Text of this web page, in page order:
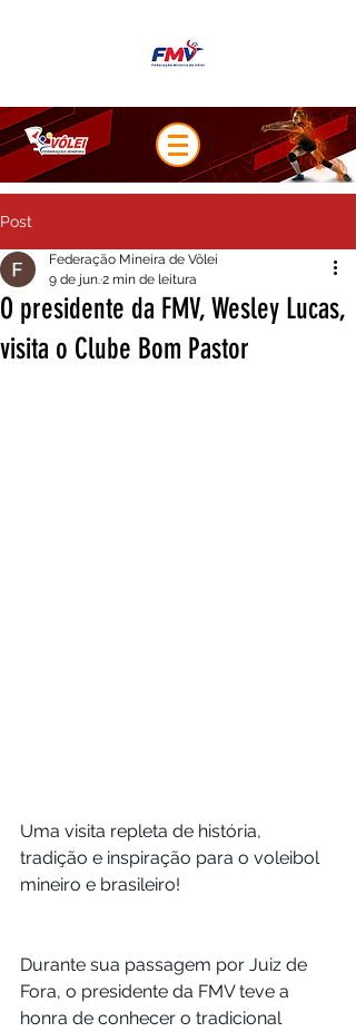
Post
O presidente da FMV, Wesley Lucas,
visita o Clube Bom Pastor
Federação Mineira de Vôlei
9 de jun.2 min de leitura
Uma visita repleta de história,
tradição e inspiração para o voleibol
mineiro e brasileiro!
Durante sua passagem por Juiz de
Fora, o presidente da FMV teve a
honra de conhecer o tradicional